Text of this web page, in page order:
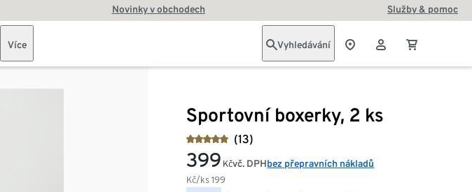
Novinky v obchodech Služby & pomoc
Více Vyhledávání
Sportovní boxerky, 2 ks
(13)
399 Kč
Kč/ks199
vč. DPHbez přepravních nákladů